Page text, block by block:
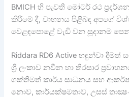
BMICH හි පැවති මෝටර් රථ
කිරීමේ දී, වාහනය පිළිබඳ අපගේ
වෙළඳපොළේ වැඩි වන සූදානම
Riddara RD6 Active හඳුන්වා
ශ්‍රී ලංකාව නවීන හා තිරසාර
ශක්තිමත් කාර්ය සාධනය සහ
නොව, කාර්යක්ෂමතාව, උසස්